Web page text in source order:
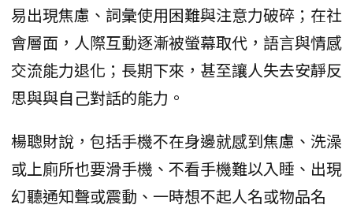
易出現焦慮、詞彙使用困難與注意力破碎；在社
會層面，人際互動逐漸被螢幕取代，語言與情感
交流能力退化；長期下來，甚至讓人失去安靜反
思與與自己對話的能力。
楊聰財說，包括手機不在身邊就感到焦慮、洗澡
或上廁所也要滑手機、不看手機難以入睡、出現
幻聽通知聲或震動、一時想不起人名或物品名